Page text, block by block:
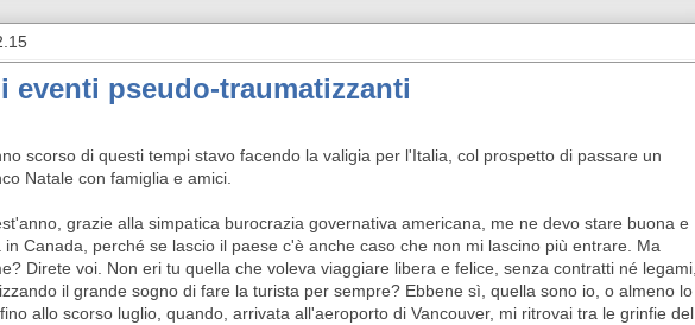
eventi pseudo-traumatizzanti
scorso di questi tempi stavo facendo la valigia per l'Italia, col prospetto di passare un
Natale con famiglia e amici.
grazie alla simpatica burocrazia governativa americana, me ne devo stare buona e
in Canada, perché se lascio il paese c'è anche caso che non mi lascino più entrare. Ma
Direte voi. Non eri tu quella che voleva viaggiare libera e felice, senza contratti né legami,
il grande sogno di fare la turista per sempre? Ebbene sì, quella sono io, o almeno lo
allo scorso luglio, quando, arrivata all'aeroporto di Vancouver, mi ritrovai tra le grinfie del